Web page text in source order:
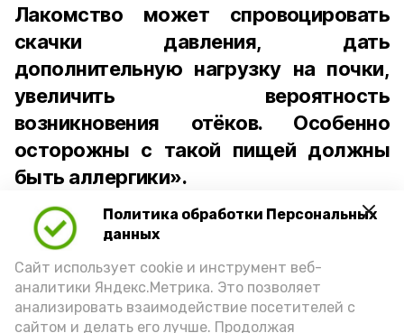
Политика обработки Персональных
данных
Сайт использует cookie и инструмент веб-
аналитики Яндекс.Метрика. Это позволяет
анализировать взаимодействие посетителей с
сайтом и делать его лучше. Продолжая
Лакомство может спровоцировать
скачки давления, дать
дополнительную нагрузку на почки,
увеличить вероятность
возникновения отёков. Особенно
осторожны с такой пищей должны
быть аллергики».
Для взрослого человека безопасной
порцией икры считается 30-50 граммов
(2-3 ложки). При этом следует обратить
внимание на хлеб, с которым она
подаётся: лучше выбирать